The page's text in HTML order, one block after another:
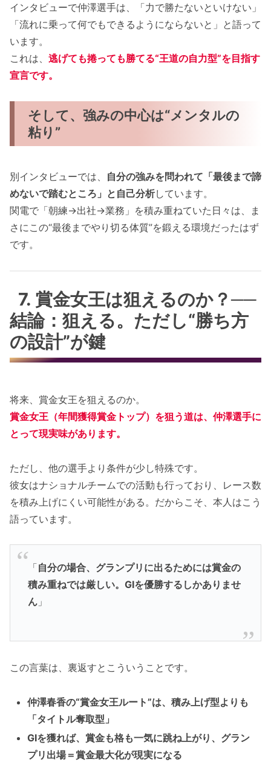
インタビューで仲澤選手は、「力で勝たないといけない」
「流れに乗って何でもできるようにならないと」と語って
います。
これは、 逃げても捲っても勝てる“王道の自力型”を目指す
宣言です。
そして、強みの中心は“メンタルの
粘り”
別インタビューでは、 自分の強みを問われて「最後まで諦
めないで踏むところ」と自己分析しています。
関電で「朝練→出社→業務」を積み重ねていた日々は、ま
さにこの“最後までやり切る体質”を鍛える環境だったはず
です。
7. 賞金女王は狙えるのか？──
結論：狙える。ただし“勝ち方
の設計”が鍵
将来、賞金女王を狙えるのか。
賞金女王（年間獲得賞金トップ）を狙う道は、仲澤選手に
とって現実味があります。
ただし、他の選手より条件が少し特殊です。
彼女はナショナルチームでの活動も行っており、レース数
を積み上げにくい可能性がある。だからこそ、本人はこう
語っています。
「自分の場合、グランプリに出るためには賞金の
積み重ねでは厳しい。GIを優勝するしかありませ
ん」
この言葉は、裏返すとこういうことです。
仲澤春香の“賞金女王ルート”は、積み上げ型よりも
「タイトル奪取型」
GIを獲れば、賞金も格も一気に跳ね上がり、グラン
プリ出場＝賞金最大化が現実になる